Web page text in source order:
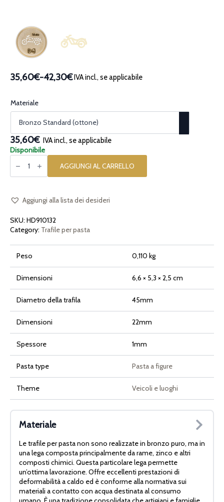
35,60€-42,30€
Fascia
prezzo:
da
35,60€
a
42,30€
IVA incl., se applicabile
Materiale
35,60€ IVA incl., se applicabile
Disponibile
Trafila
per
in
Motocicletta
AGGIUNGI AL CARRELLO
Aggiungi alla lista dei desideri
SKU: HD910132
Category: Trafile per pasta
Peso 0,110 kg
Dimensioni 6,6 × 5,3 × 2,5 cm
Diametro della trafila 45mm
Dimensioni 22mm
Spessore 1mm
Pasta type Pasta a figure
Theme Veicoli e luoghi
Materiale
Le trafile per pasta non sono realizzate in bronzo puro, ma in
una lega composta principalmente da rame, zinco e altri
composti chimici. Questa particolare lega permette
un’ottima lavorazione. Offre eccellenti prestazioni di
deformabilità a caldo ed è conforme alla normativa sui
materiali a contatto con acqua destinata al consumo